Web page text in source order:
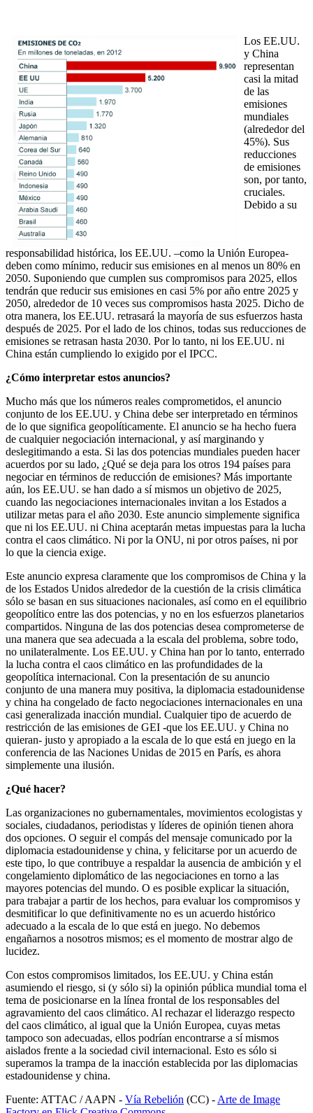
Los EE.UU.
y China
representan
casi la mitad
de las
emisiones
mundiales
(alrededor del
45%). Sus
reducciones
de emisiones
son, por tanto,
cruciales.
Debido a su
responsabilidad histórica, los EE.UU. –como la Unión Europea-
deben como mínimo, reducir sus emisiones en al menos un 80% en
2050. Suponiendo que cumplen sus compromisos para 2025, ellos
tendrán que reducir sus emisiones en casi 5% por año entre 2025 y
2050, alrededor de 10 veces sus compromisos hasta 2025. Dicho de
otra manera, los EE.UU. retrasará la mayoría de sus esfuerzos hasta
después de 2025. Por el lado de los chinos, todas sus reducciones de
emisiones se retrasan hasta 2030. Por lo tanto, ni los EE.UU. ni
China están cumpliendo lo exigido por el IPCC.
¿Cómo interpretar estos anuncios?
Mucho más que los números reales comprometidos, el anuncio
conjunto de los EE.UU. y China debe ser interpretado en términos
de lo que significa geopolíticamente. El anuncio se ha hecho fuera
de cualquier negociación internacional, y así marginando y
deslegitimando a esta. Si las dos potencias mundiales pueden hacer
acuerdos por su lado, ¿Qué se deja para los otros 194 países para
negociar en términos de reducción de emisiones? Más importante
aún, los EE.UU. se han dado a sí mismos un objetivo de 2025,
cuando las negociaciones internacionales invitan a los Estados a
utilizar metas para el año 2030. Este anuncio simplemente significa
que ni los EE.UU. ni China aceptarán metas impuestas para la lucha
contra el caos climático. Ni por la ONU, ni por otros países, ni por
lo que la ciencia exige.
Este anuncio expresa claramente que los compromisos de China y la
de los Estados Unidos alrededor de la cuestión de la crisis climática
sólo se basan en sus situaciones nacionales, así como en el equilibrio
geopolítico entre las dos potencias, y no en los esfuerzos planetarios
compartidos. Ninguna de las dos potencias desea comprometerse de
una manera que sea adecuada a la escala del problema, sobre todo,
no unilateralmente. Los EE.UU. y China han por lo tanto, enterrado
la lucha contra el caos climático en las profundidades de la
geopolítica internacional. Con la presentación de su anuncio
conjunto de una manera muy positiva, la diplomacia estadounidense
y china ha congelado de facto negociaciones internacionales en una
casi generalizada inacción mundial. Cualquier tipo de acuerdo de
restricción de las emisiones de GEI -que los EE.UU. y China no
quieran- justo y apropiado a la escala de lo que está en juego en la
conferencia de las Naciones Unidas de 2015 en París, es ahora
simplemente una ilusión.
¿Qué hacer?
Las organizaciones no gubernamentales, movimientos ecologistas y
sociales, ciudadanos, periodistas y líderes de opinión tienen ahora
dos opciones. O seguir el compás del mensaje comunicado por la
diplomacia estadounidense y china, y felicitarse por un acuerdo de
este tipo, lo que contribuye a respaldar la ausencia de ambición y el
congelamiento diplomático de las negociaciones en torno a las
mayores potencias del mundo. O es posible explicar la situación,
para trabajar a partir de los hechos, para evaluar los compromisos y
desmitificar lo que definitivamente no es un acuerdo histórico
adecuado a la escala de lo que está en juego. No debemos
engañarnos a nosotros mismos; es el momento de mostrar algo de
lucidez.
Con estos compromisos limitados, los EE.UU. y China están
asumiendo el riesgo, si (y sólo si) la opinión pública mundial toma el
tema de posicionarse en la línea frontal de los responsables del
agravamiento del caos climático. Al rechazar el liderazgo respecto
del caos climático, al igual que la Unión Europea, cuyas metas
tampoco son adecuadas, ellos podrían encontrarse a sí mismos
aislados frente a la sociedad civil internacional. Esto es sólo si
superamos la trampa de la inacción establecida por las diplomacias
estadounidense y china.
Fuente: ATTAC / AAPN - Vía Rebelión (CC) - Arte de Image